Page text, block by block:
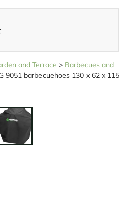
and Terrace > Barbecues and
9051 barbecuehoes 130 x 62 x 115